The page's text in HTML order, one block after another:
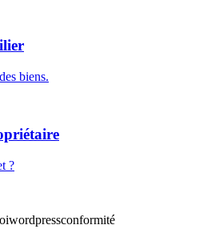
biens.
?
wordpressconformité